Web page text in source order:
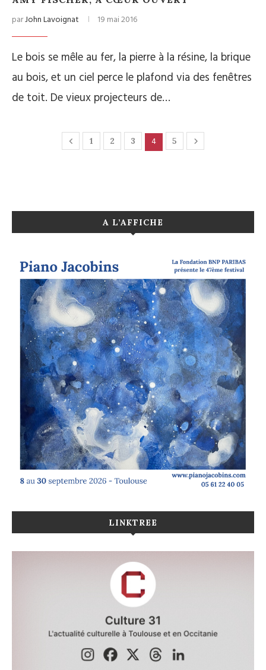
parJohn Lavoignat 19 mai 2016
Le bois se mêle au fer, la pierre à la résine, la brique
au bois, et un ciel perce le plafond via des fenêtres
de toit. De vieux projecteurs de…
1 2 3 4 5
A L’AFFICHE
LINKTREE